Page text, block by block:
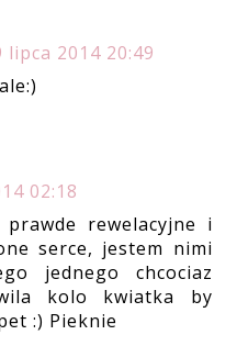
lipca 2014 20:49
02:18
rewelacyjne i
serce, jestem nimi
jednego chcociaz
kolo kwiatka by
:) Pieknie